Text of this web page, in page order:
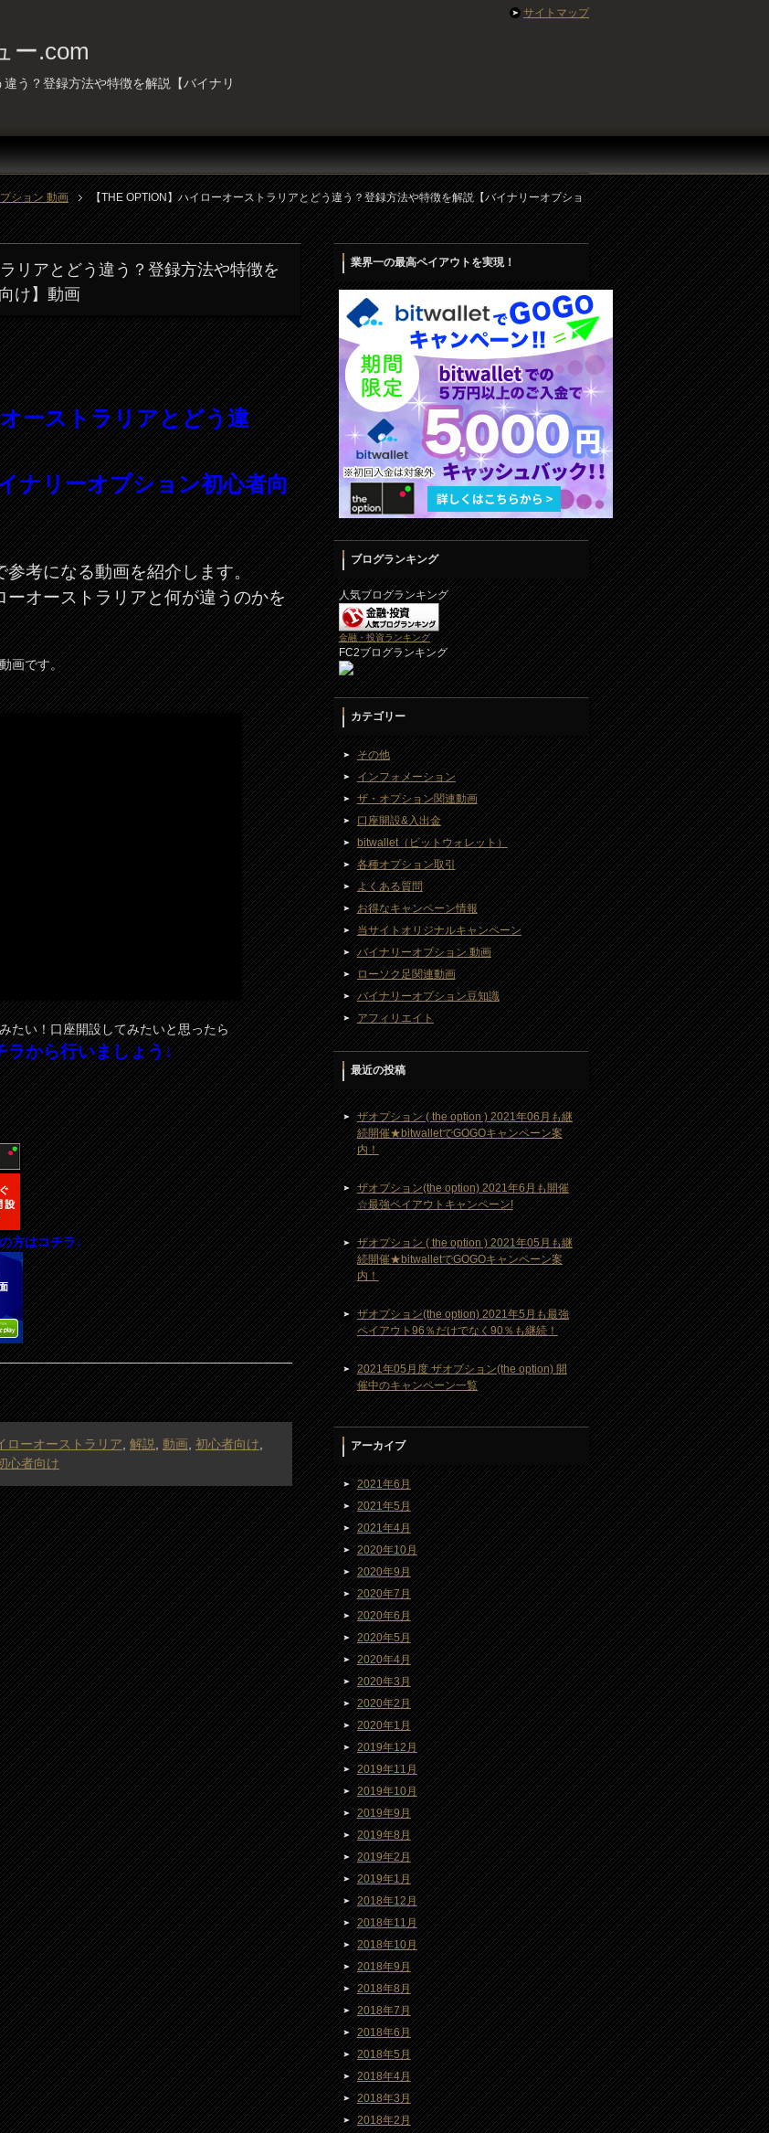
ー.com
う？登録方法や特徴を解説【バイナリ
ション 動画
【THE OPTION】ハイローオーストラリアとどう違う？登録方法や特徴を解説【バイナリーオプショ
リアとどう違う？登録方法や特徴を
け】動画
ーストラリアとどう違
ナリーオプション初心者向
考になる動画を紹介します。
オーストラリアと何が違うのかを
画です。
たい！口座開設してみたいと思ったら
ラから行いましょう↓
方はコチラ↓
ローオーストラリア 解説 動画 初心者向け
心者向け
業界一の最高ペイアウトを実現！
ブログランキング
人気ブログランキング
金融・投資ランキング
FC2ブログランキング
カテゴリー
その他
インフォメーション
ザ・オプション関連動画
口座開設&入出金
bitwallet（ビットウォレット）
各種オプション取引
よくある質問
お得なキャンペーン情報
当サイトオリジナルキャンペーン
バイナリーオプション 動画
ローソク足関連動画
バイナリーオプション豆知識
アフィリエイト
最近の投稿
ザオプション ( the option ) 2021年06月も継
続開催★bitwalletでGOGOキャンペーン案
内！
ザオプション(the option) 2021年6月も開催
☆最強ペイアウトキャンペーン!
ザオプション ( the option ) 2021年05月も継
続開催★bitwalletでGOGOキャンペーン案
内！
ザオプション(the option) 2021年5月も最強
ペイアウト96％だけでなく90％も継続！
2021年05月度 ザオプション(the option) 開
催中のキャンペーン一覧
アーカイブ
2021年6月
2021年5月
2021年4月
2020年10月
2020年9月
2020年7月
2020年6月
2020年5月
2020年4月
2020年3月
2020年2月
2020年1月
2019年12月
2019年11月
2019年10月
2019年9月
2019年8月
2019年2月
2019年1月
2018年12月
2018年11月
2018年10月
2018年9月
2018年8月
2018年7月
2018年6月
2018年5月
2018年4月
2018年3月
2018年2月
サイトマップ